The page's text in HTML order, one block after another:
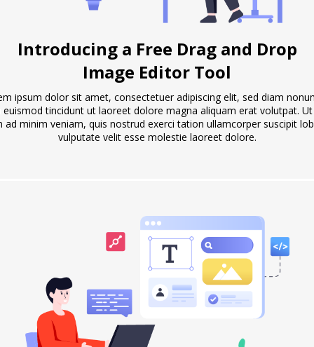
Introducing a Free Drag and Drop
Image Editor Tool
ipsum dolor sit amet, consectetuer adipiscing elit, sed diam
euismod tincidunt ut laoreet dolore magna aliquam erat volutpat. Ut
ad minim veniam, quis nostrud exerci tation ullamcorper suscipit
vulputate velit esse molestie laoreet dolore.